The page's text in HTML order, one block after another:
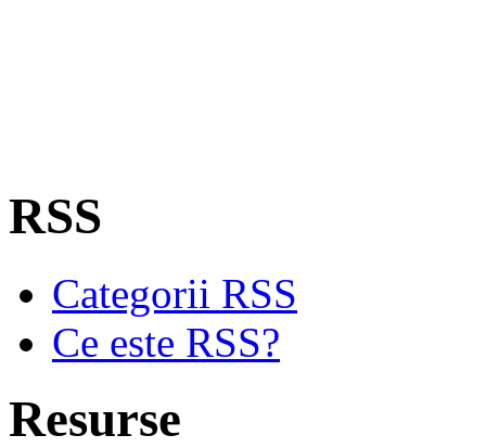
RSS
Categorii RSS
Ce este RSS?
Resurse